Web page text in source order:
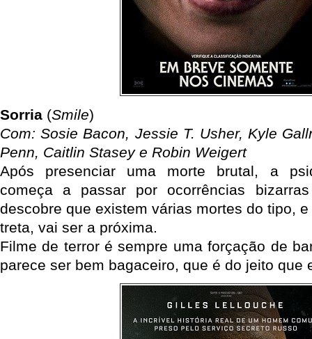
Sorria (Smile)
Com: Sosie Bacon, Jessie T. Usher, Kyle
Penn, Caitlin Stasey e Robin Weigert
Após presenciar uma morte brutal, a
começa a passar por ocorrências
descobre que existem várias mortes do tipo,
treta, vai ser a próxima.
Filme de terror é sempre uma forçação de
parece ser bem bagaceiro, que é do jeito que